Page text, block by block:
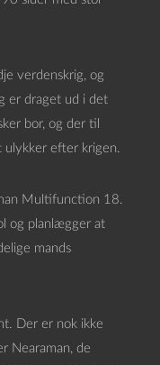
verdenskrig, og
er draget ud i det
bor, og der til
ulykker efter krigen.
Multifunction 18.
og planlægger at
mands
Der er nok ikke
Nearaman, de